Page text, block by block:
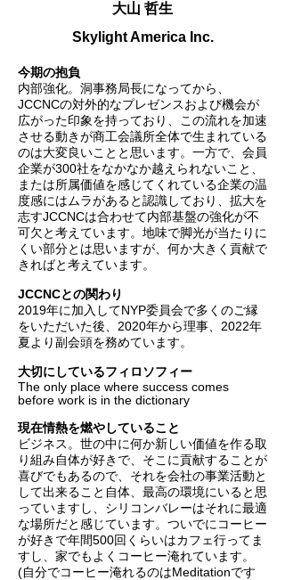
大山 哲生
Skylight America Inc.
今期の抱負
内部強化。洞事務局長になってから、
JCCNCの対外的なプレゼンスおよび機会が
広がった印象を持っており、この流れを加速
させる動きが商工会議所全体で生まれている
のは大変良いことと思います。一方で、会員
企業が300社をなかなか越えられないこと、
または所属価値を感じてくれている企業の温
度感にはムラがあると認識しており、拡大を
志すJCCNCは合わせて内部基盤の強化が不
可欠と考えています。地味で脚光が当たりに
くい部分とは思いますが、何か大きく貢献で
きればと考えています。
JCCNCとの関わり
2019年に加入してNYP委員会で多くのご縁
をいただいた後、2020年から理事、2022年
夏より副会頭を務めています。
大切にしているフィロソフィー
The only place where success comes
before work is in the dictionary
現在情熱を燃やしていること
ビジネス。世の中に何か新しい価値を作る取
り組み自体が好きで、そこに貢献することが
喜びでもあるので、それを会社の事業活動と
して出来ること自体、最高の環境にいると思
っていますし、シリコンバレーはそれに最適
な場所だと感じています。ついでにコーヒー
が好きで年間500回くらいはカフェ行ってま
すし、家でもよくコーヒー淹れています。
(自分でコーヒー淹れるのはMeditationです